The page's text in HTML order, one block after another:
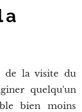
de la visite du
quelqu'un
bien moins